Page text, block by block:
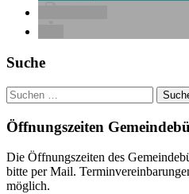
Haupt-
Seitenleiste
Suche
Suchen
nach:
Öffnungszeiten
Die Öffnungszeiten des
bitte per Mail.
möglich.